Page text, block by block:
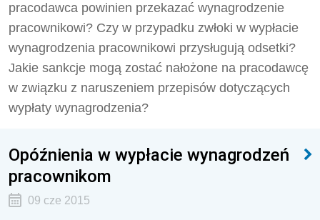
pracodawca powinien przekazać wynagrodzenie
pracownikowi? Czy w przypadku zwłoki w wypłacie
wynagrodzenia pracownikowi przysługują odsetki?
Jakie sankcje mogą zostać nałożone na pracodawcę
w związku z naruszeniem przepisów dotyczących
wypłaty wynagrodzenia?
Opóźnienia w wypłacie wynagrodzeń
pracownikom
09 cze 2015